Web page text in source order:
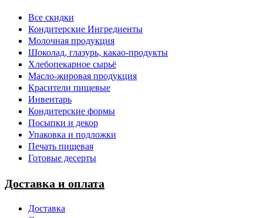
Все скидки
Кондитерские Ингредиенты
Молочная продукция
Шоколад, глазурь, какао-продукты
Хлебопекарное сырьё
Масло-жировая продукция
Красители пищевые
Инвентарь
Кондитерские формы
Посыпки и декор
Упаковка и подложки
Печать пищевая
Готовые десерты
Доставка и оплата
Доставка